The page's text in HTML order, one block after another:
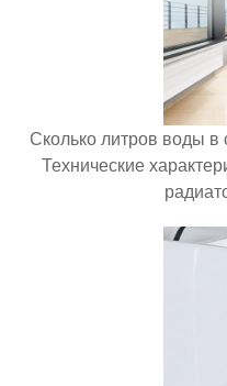
Сколько литров воды в
Технические